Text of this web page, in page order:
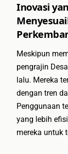
Inovasi
Meskipun
pengrajin
lalu. Mereka
dengan tren
Penggunaan
yang lebih
mereka untuk